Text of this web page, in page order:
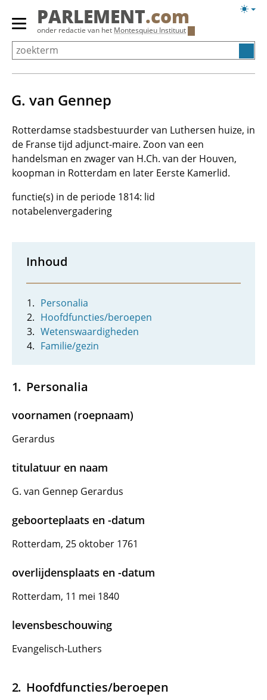
Overslaan
Primair
menu
tonen/verbergen
PARLEMENT.com
onder redactie van het Montesquieu Instituut
G. van Gennep
Rotterdamse stadsbestuurder van Luthersen huize, in
de Franse tijd adjunct-maire. Zoon van een
handelsman en zwager van H.Ch. van der Houven,
koopman in Rotterdam en later Eerste Kamerlid.
functie(s) in de periode 1814: lid
notabelenvergadering
Inhoud
Personalia
Hoofdfuncties/beroepen
Wetenswaardigheden
Familie/gezin
Personalia
voornamen (roepnaam)
Gerardus
titulatuur en naam
G. van Gennep Gerardus
geboorteplaats en -datum
Rotterdam, 25 oktober 1761
overlijdensplaats en -datum
Rotterdam, 11 mei 1840
levensbeschouwing
Evangelisch-Luthers
Hoofdfuncties/beroepen